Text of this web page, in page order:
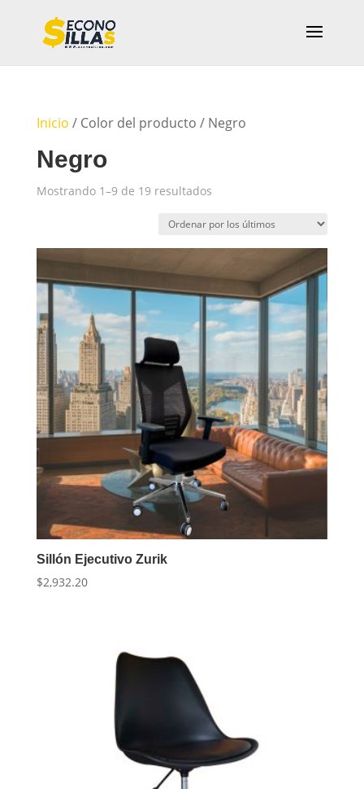
Inicio / Color del producto / Negro
Negro
Mostrando 1–9 de 19 resultadosOrdenado
Sillón Ejecutivo Zurik
$2,932.20